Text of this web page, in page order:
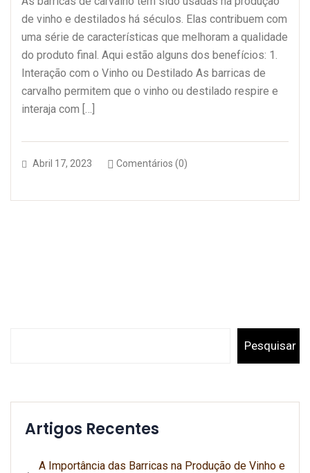
de vinho e destilados há séculos. Elas contribuem com
uma série de características que melhoram a qualidade
do produto final. Aqui estão alguns dos benefícios: 1.
Interação com o Vinho ou Destilado As barricas de
carvalho permitem que o vinho ou destilado respire e
interaja com […]
Abril 17, 2023 Comentários (0)
Pesquisar
Artigos Recentes
A Importância das Barricas na Produção de Vinho e